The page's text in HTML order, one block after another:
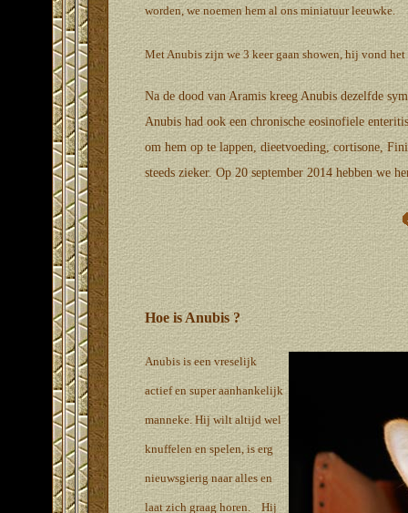
worden, we noemen hem al ons miniatuur leeuwke.
Met Anubis zijn we 3 keer gaan showen, hij vond
Na de dood van Aramis kreeg Anubis dezelfde
Anubis had ook een chronische eosinofiele
om hem op te lappen, dieetvoeding, cortisone,
steeds zieker. Op 20 september 2014 hebben we
Hoe is Anubis ?
Anubis is een vreselijk
actief en super aanhankelijk
manneke. Hij wilt altijd wel
knuffelen en spelen, is erg
nieuwsgierig naar alles en
laat zich graag horen. Hij